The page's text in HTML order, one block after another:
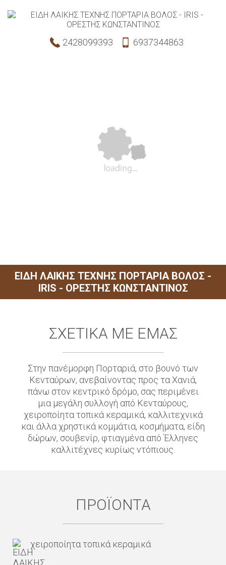
2428099393 6937344863
ΕΙΔΗ ΛΑΙΚΗΣ ΤΕΧΝΗΣ ΠΟΡΤΑΡΙΑ ΒΟΛΟΣ -
IRIS - ΟΡΕΣΤΗΣ ΚΩΝΣΤΑΝΤΙΝΟΣ
ΣΧΕΤΙΚΑ ΜΕ ΕΜΑΣ
Στην πανέμορφη Πορταριά, στο βουνό των
Κενταύρων, ανεβαίνοντας προς τα Χανιά,
πάνω στον κεντρικό δρόμο, σας περιμένει
μια μεγάλη συλλογή από Κενταύρους,
χειροποίητα τοπικά κεραμικά, καλλιτεχνικά
και άλλα χρηστικά κομμάτια, κοσμήματα, είδη
δώρων, σουβενίρ, φτιαγμένα από Έλληνες
καλλιτέχνες κυρίως ντόπιους.
ΠΡΟΪΟΝΤΑ
χειροποίητα τοπικά κεραμικά